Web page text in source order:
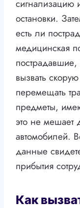
сигнализацию
остановки.
есть ли
медицинская
вызвать
перемещать
предметы,
это не мешает
автомобилей.
данные
прибытия
Как